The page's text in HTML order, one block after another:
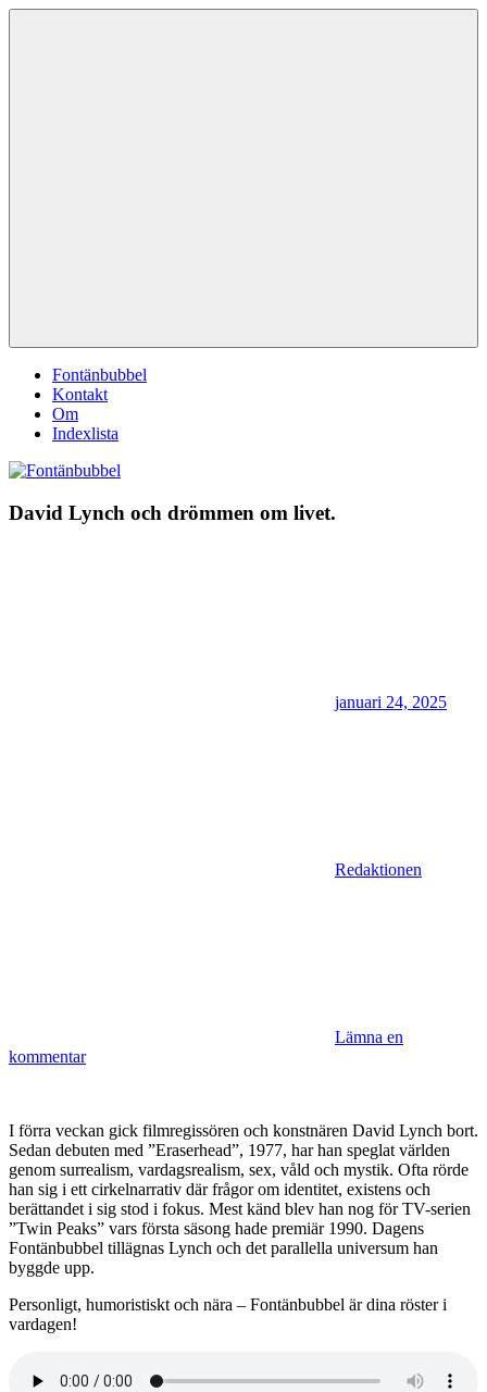
Hoppa
Fontänbubbel
Kontakt
Om
Indexlista
David Lynch och drömmen om livet.
januari 24, 2025
Redaktionen
Lämna en
kommentar
I förra veckan gick filmregissören och konstnären David Lynch bort.
Sedan debuten med ”Eraserhead”, 1977, har han speglat världen
genom surrealism, vardagsrealism, sex, våld och mystik. Ofta rörde
han sig i ett cirkelnarrativ där frågor om identitet, existens och
berättandet i sig stod i fokus. Mest känd blev han nog för TV-serien
”Twin Peaks” vars första säsong hade premiär 1990. Dagens
Fontänbubbel tillägnas Lynch och det parallella universum han
byggde upp.
Personligt, humoristiskt och nära – Fontänbubbel är dina röster i
vardagen!